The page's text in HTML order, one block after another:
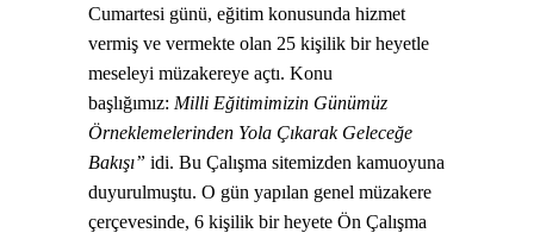
Cumartesi günü, eğitim konusunda hizmet
vermiş ve vermekte olan 25 kişilik bir heyetle
meseleyi müzakereye açtı. Konu
başlığımız: Milli Eğitimimizin Günümüz
Örneklemelerinden Yola Çıkarak Geleceğe
Bakışı” idi. Bu Çalışma sitemizden kamuoyuna
duyurulmuştu. O gün yapılan genel müzakere
çerçevesinde, 6 kişilik bir heyete Ön Çalışma